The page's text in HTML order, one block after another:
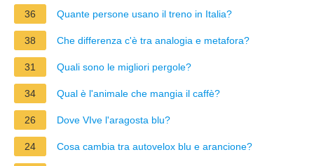
36 Quante persone usano il treno in Italia?
38 Che differenza c'è tra analogia e metafora?
31 Quali sono le migliori pergole?
34 Qual è l'animale che mangia il caffè?
26 Dove VIve l'aragosta blu?
24 Cosa cambia tra autovelox blu e arancione?